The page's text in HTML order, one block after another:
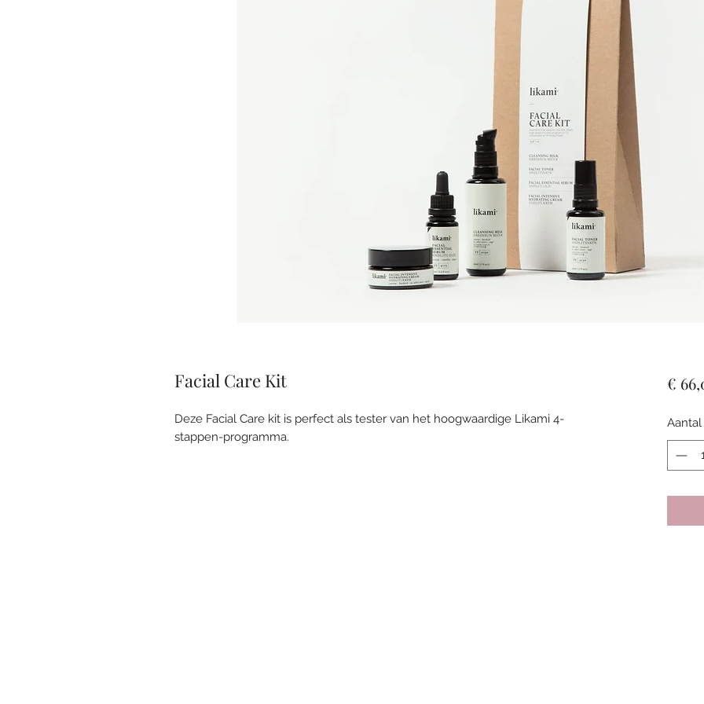
Facial Care Kit
Deze Facial Care kit is perfect als tester van het hoogwaardige Likami 4-
stappen-programma.
€
Aantal